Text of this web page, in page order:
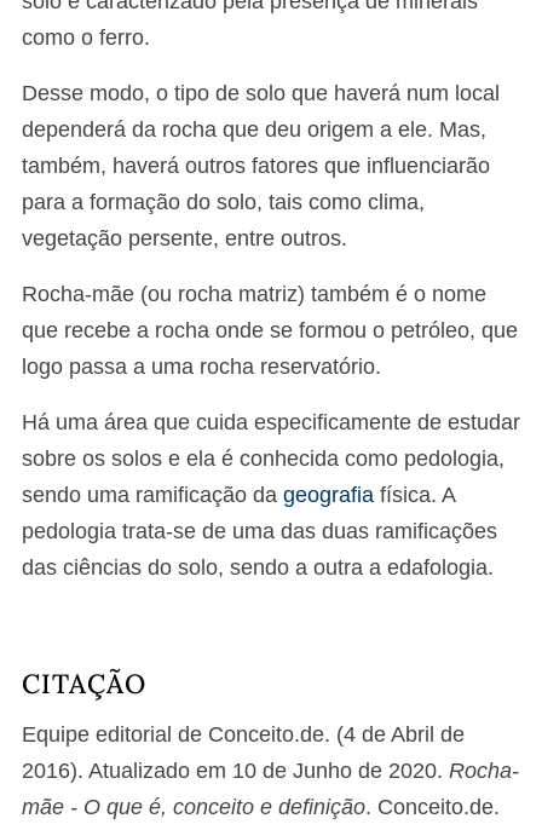
como o ferro.
Desse modo, o tipo de solo que haverá num local
dependerá da rocha que deu origem a ele. Mas,
também, haverá outros fatores que influenciarão
para a formação do solo, tais como clima,
vegetação persente, entre outros.
Rocha-mãe (ou rocha matriz) também é o nome
que recebe a rocha onde se formou o petróleo, que
logo passa a uma rocha reservatório.
Há uma área que cuida especificamente de estudar
sobre os solos e ela é conhecida como pedologia,
sendo uma ramificação da geografia física. A
pedologia trata-se de uma das duas ramificações
das ciências do solo, sendo a outra a edafologia.
CITAÇÃO
Equipe editorial de Conceito.de. (4 de Abril de
2016). Atualizado em 10 de Junho de 2020. Rocha-
mãe - O que é, conceito e definição. Conceito.de.